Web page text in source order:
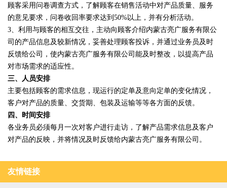
顾客采用问卷调查方式，了解顾客在销售活动中对产品质量、服务
的意见要求，问卷收回率要求达到50%以上，并有分析活动。
3、利用与顾客的相互交往，主动向顾客介绍内蒙古亮广服务有限公
司的产品信息及较新情况，妥善处理顾客投诉，并通过业务员及时
反馈给公司，使内蒙古亮广服务有限公司能及时整改，以提高产品
对市场需求的适应性。
三、人员安排
主要包括顾客的需求信息，现运行的定单及意向定单的变化情况，
客户对产品的质量、交货期、包装及运输等等各方面的反馈。
四、时间安排
各业务员必须每月一次对客户进行走访，了解产品需求信息及客户
对产品的反映，并将情况及时反馈给内蒙古亮广服务有限公司。
友情链接